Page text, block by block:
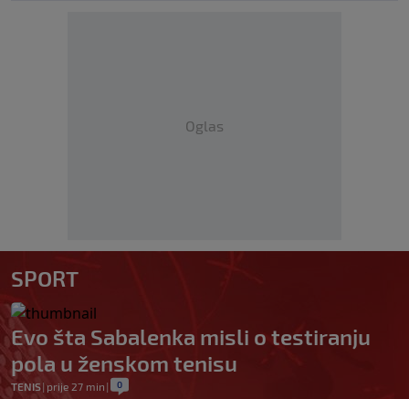
Oglas
SPORT
Evo šta Sabalenka misli o testiranju
pola u ženskom tenisu
TENIS| prije 27 min | 0